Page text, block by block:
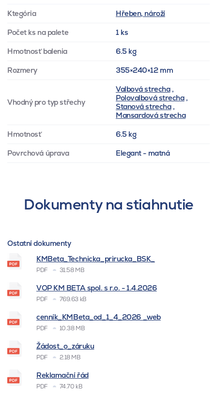
Ktegória Hřeben, nároží
Počet ks na palete 1 ks
Hmotnosť balenia 6.5 kg
Rozmery 355×240×12 mm
Vhodný pro typ střechy
Valbová strecha,
Polovalbová strecha,
Stanová strecha,
Mansardová strecha
Hmotnosť 6.5 kg
Povrchová úprava Elegant - matná
Dokumenty na stiahnutie
Ostatní dokumenty
KMBeta_Technicka_prirucka_BSK_
PDF 31.58 MB
VOP KM BETA spol. s r.o. - 1.4.2026
PDF 769.63 kB
cenník_KMBeta_od_1_4_2026 _web
PDF 10.38 MB
Žádost_o_záruku
PDF 2.18 MB
Reklamační řád
PDF 74.70 kB